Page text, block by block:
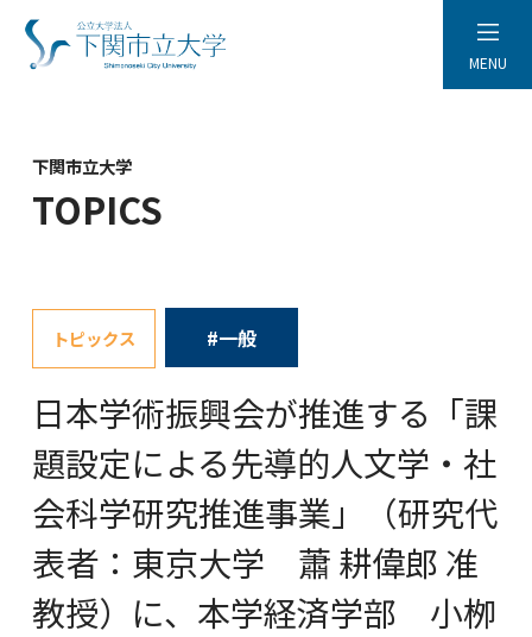
MENU
下関市立大学
TOPICS
トピックス #一般
日本学術振興会が推進する「課
題設定による先導的人文学・社
会科学研究推進事業」（研究代
表者：東京大学 蕭 耕偉郎 准
教授）に、本学経済学部 小栁